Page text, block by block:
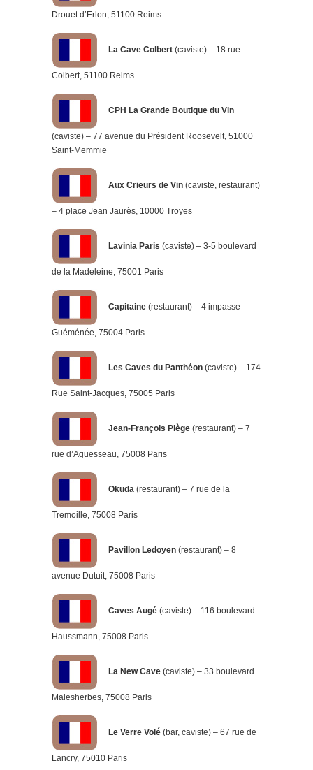
Drouet d’Erlon, 51100 Reims
La Cave Colbert (caviste) – 18 rue
Colbert, 51100 Reims
CPH La Grande Boutique du Vin
(caviste) – 77 avenue du Président Roosevelt, 51000
Saint-Memmie
Aux Crieurs de Vin (caviste, restaurant)
– 4 place Jean Jaurès, 10000 Troyes
Lavinia Paris (caviste) – 3-5 boulevard
de la Madeleine, 75001 Paris
Capitaine (restaurant) – 4 impasse
Guéménée, 75004 Paris
Les Caves du Panthéon (caviste) – 174
Rue Saint-Jacques, 75005 Paris
Jean-François Piège (restaurant) – 7
rue d’Aguesseau, 75008 Paris
Okuda (restaurant) – 7 rue de la
Tremoille, 75008 Paris
Pavillon Ledoyen (restaurant) – 8
avenue Dutuit, 75008 Paris
Caves Augé (caviste) – 116 boulevard
Haussmann, 75008 Paris
La New Cave (caviste) – 33 boulevard
Malesherbes, 75008 Paris
Le Verre Volé (bar, caviste) – 67 rue de
Lancry, 75010 Paris